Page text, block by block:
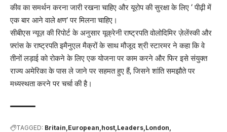
कीव का समर्थन करना जारी रखना चाहिए और यूरोप की सुरक्षा के लिए ‘ पीढ़ी में
एक बार आने वाले क्षण’ पर मिलना चाहिए।
सीबीएस न्यूज़ की रिपोर्ट के अनुसार यूक्रेनी राष्ट्रपति वोलोदिमिर ज़ेलेंस्की और
फ़्रांस के राष्ट्रपति इमैनुएल मैक्रों के साथ मौजूद श्री स्टारमर ने कहा कि वे
तीनों लड़ाई को रोकने के लिए एक योजना पर काम करने और फिर इसे संयुक्त
राज्य अमेरिका के पास ले जाने पर सहमत हुए हैं, जिसने शांति समझौते पर
मध्यस्थता करने पर चर्चा की है।
TAGGED: Britain European host Leaders London